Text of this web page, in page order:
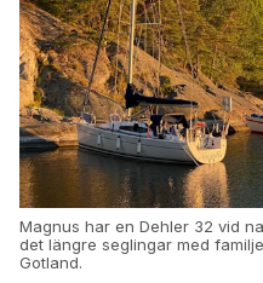
Magnus har en Dehler 32 vid
det längre seglingar med
Gotland.